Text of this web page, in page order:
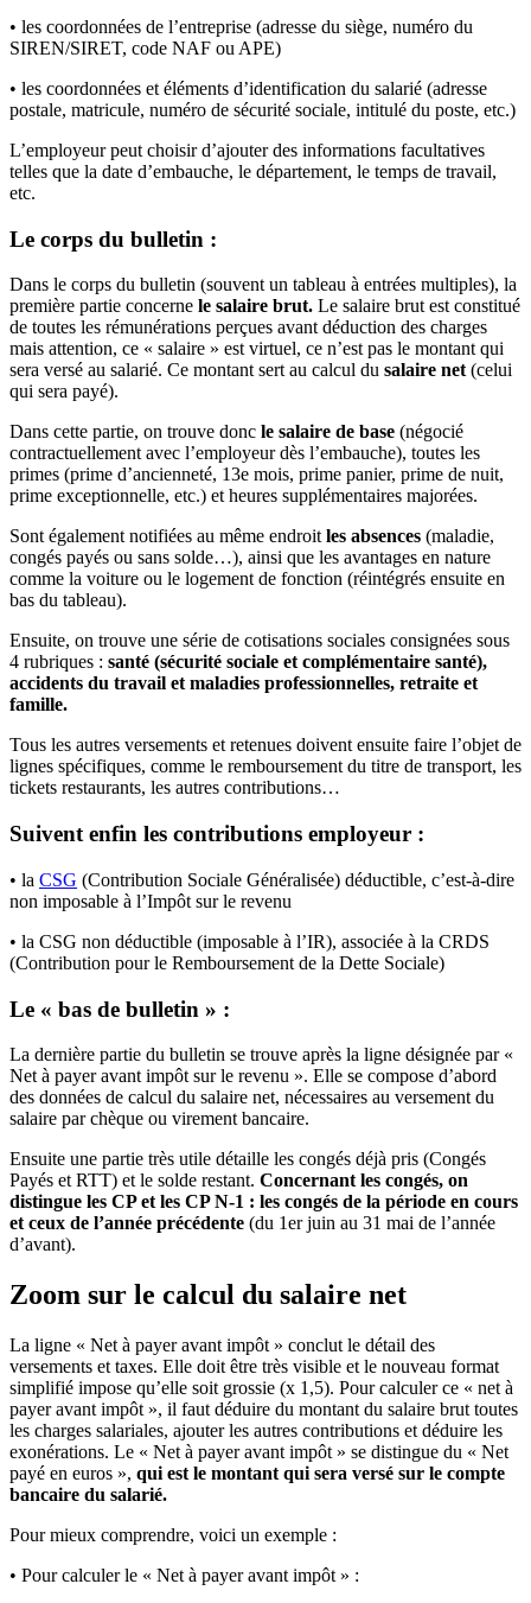
• les coordonnées de l’entreprise (adresse du siège, numéro du
SIREN/SIRET, code NAF ou APE)
• les coordonnées et éléments d’identification du salarié (adresse
postale, matricule, numéro de sécurité sociale, intitulé du poste, etc.)
L’employeur peut choisir d’ajouter des informations facultatives
telles que la date d’embauche, le département, le temps de travail,
etc.
Le corps du bulletin :
Dans le corps du bulletin (souvent un tableau à entrées multiples), la
première partie concerne le salaire brut. Le salaire brut est constitué
de toutes les rémunérations perçues avant déduction des charges
mais attention, ce « salaire » est virtuel, ce n’est pas le montant qui
sera versé au salarié. Ce montant sert au calcul du salaire net (celui
qui sera payé).
Dans cette partie, on trouve donc le salaire de base (négocié
contractuellement avec l’employeur dès l’embauche), toutes les
primes (prime d’ancienneté, 13e mois, prime panier, prime de nuit,
prime exceptionnelle, etc.) et heures supplémentaires majorées.
Sont également notifiées au même endroit les absences (maladie,
congés payés ou sans solde…), ainsi que les avantages en nature
comme la voiture ou le logement de fonction (réintégrés ensuite en
bas du tableau).
Ensuite, on trouve une série de cotisations sociales consignées sous
4 rubriques : santé (sécurité sociale et complémentaire santé),
accidents du travail et maladies professionnelles, retraite et
famille.
Tous les autres versements et retenues doivent ensuite faire l’objet de
lignes spécifiques, comme le remboursement du titre de transport, les
tickets restaurants, les autres contributions…
Suivent enfin les contributions employeur :
• la CSG (Contribution Sociale Généralisée) déductible, c’est-à-dire
non imposable à l’Impôt sur le revenu
• la CSG non déductible (imposable à l’IR), associée à la CRDS
(Contribution pour le Remboursement de la Dette Sociale)
Le « bas de bulletin » :
La dernière partie du bulletin se trouve après la ligne désignée par «
Net à payer avant impôt sur le revenu ». Elle se compose d’abord
des données de calcul du salaire net, nécessaires au versement du
salaire par chèque ou virement bancaire.
Ensuite une partie très utile détaille les congés déjà pris (Congés
Payés et RTT) et le solde restant. Concernant les congés, on
distingue les CP et les CP N-1 : les congés de la période en cours
et ceux de l’année précédente (du 1er juin au 31 mai de l’année
d’avant).
Zoom sur le calcul du salaire net
La ligne « Net à payer avant impôt » conclut le détail des
versements et taxes. Elle doit être très visible et le nouveau format
simplifié impose qu’elle soit grossie (x 1,5). Pour calculer ce « net à
payer avant impôt », il faut déduire du montant du salaire brut toutes
les charges salariales, ajouter les autres contributions et déduire les
exonérations. Le « Net à payer avant impôt » se distingue du « Net
payé en euros », qui est le montant qui sera versé sur le compte
bancaire du salarié.
Pour mieux comprendre, voici un exemple :
• Pour calculer le « Net à payer avant impôt » :